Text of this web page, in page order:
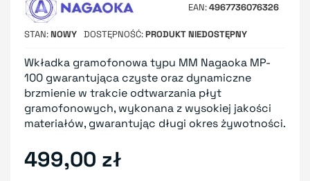
EAN 4967736076326
STAN NOWY DOSTĘPNOŚĆ PRODUKT NIEDOSTĘPNY
Wkładka gramofonowa typu MM Nagaoka MP-
100 gwarantująca czyste oraz dynamiczne
brzmienie w trakcie odtwarzania płyt
gramofonowych, wykonana z wysokiej jakości
materiałów, gwarantując długi okres żywotności.
499,00 zł